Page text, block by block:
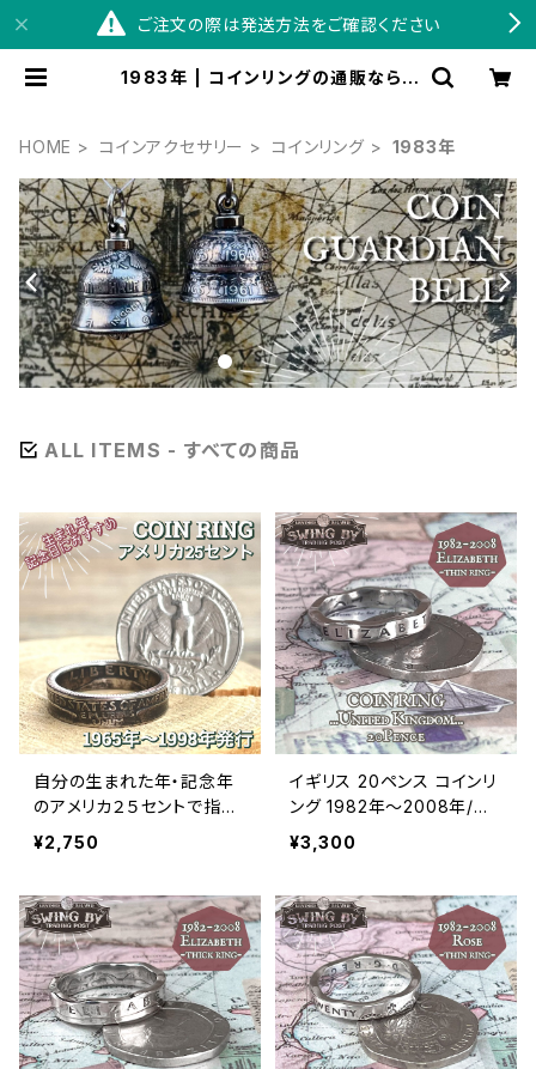
ご注文の際は発送方法をご確認ください
1983年 | コインリングの通販ならS
HOME コインアクセサリー コインリング 1983年
ALL ITEMS - すべての商品
自分の生まれた年・記念年
のアメリカ２５セントで指輪
をお作りします
¥2,750
イギリス 20ペンス コインリ
ング 1982年〜2008年/エ
リザベス面（リング幅3〜3.2
mm）
¥3,300